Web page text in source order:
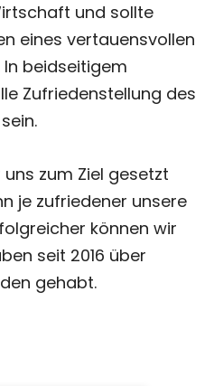
und sollte
eines vertauensvollen
beidseitigem
Zufriedenstellung des
zum Ziel gesetzt
je zufriedener unsere
können wir
seit 2016 über
gehabt.